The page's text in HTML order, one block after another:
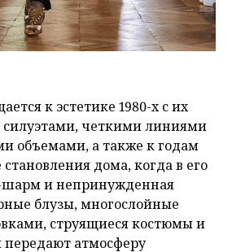
к эстетике 1980-х с их
четкими линиями
объемами, а также к годам
становления дома, когда в его
шарм и непринужденная
блузы, многослойные
струящиеся костюмы и
атмосферу